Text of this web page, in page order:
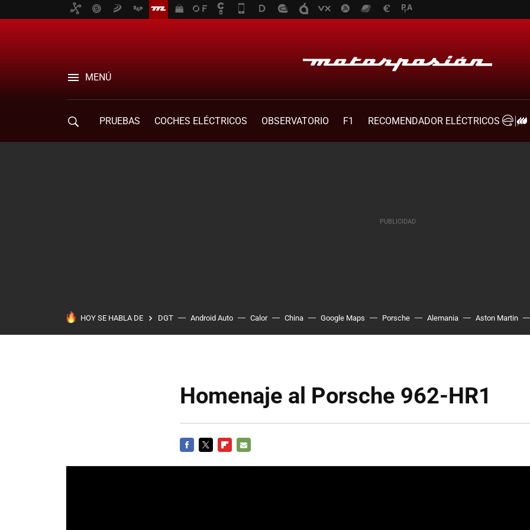
MENÚ
PRUEBAS COCHES ELÉCTRICOS OBSERVATORIO F1
RECOMENDADOR ELÉCTRICOS
HOY SE HABLA DE DGT Android Auto Calor China Google Maps Porsche Alemania Aston Martin
Homenaje al Porsche 962-HR1